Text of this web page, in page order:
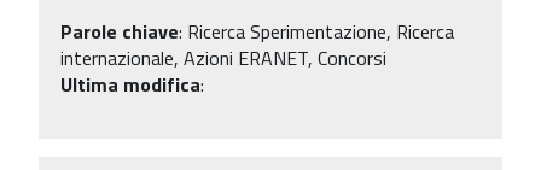
Parole chiave: Ricerca Sperimentazione, Ricerca
internazionale, Azioni ERANET, Concorsi
Ultima modifica: